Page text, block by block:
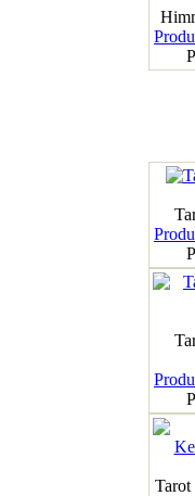
Tarot